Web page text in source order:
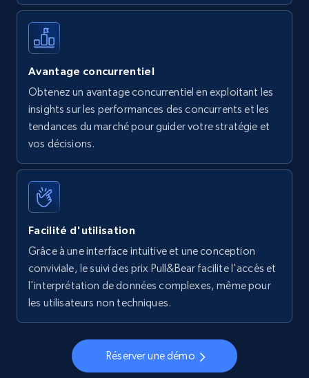
Avantage concurrentiel
Obtenez un avantage concurrentiel en exploitant les
insights sur les performances des concurrents et les
tendances du marché pour guider votre stratégie et
vos décisions.
Facilité d'utilisation
Grâce à une interface intuitive et une conception
conviviale, le suivi des prix Pull&Bear facilite l'accès et
l'interprétation de données complexes, même pour
les utilisateurs non techniques.
Réserver une démo